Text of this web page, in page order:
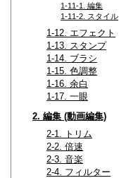
1-11-1. 編集
1-11-2. スタイル
1-12. エフェクト
1-13. スタンプ
1-14. ブラシ
1-15. 色調整
1-16. 余白
1-17. 一眼
2. 編集 (動画編集)
2-1. トリム
2-2. 倍速
2-3. 音楽
2-4. フィルター